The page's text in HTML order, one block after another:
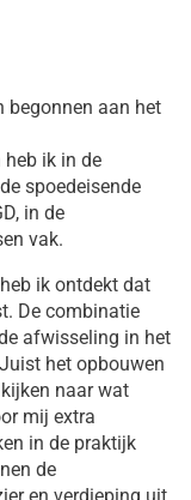
begonnen aan het
ik in de
spoedeisende
in de
vak.
ik ontdekt dat
De combinatie
afwisseling in het
het opbouwen
naar wat
mij extra
in de praktijk
de